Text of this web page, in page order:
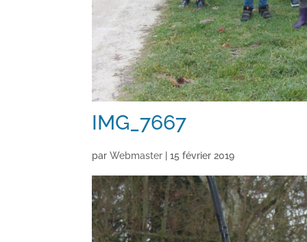
IMG_7667
parWebmaster |15 février 2019